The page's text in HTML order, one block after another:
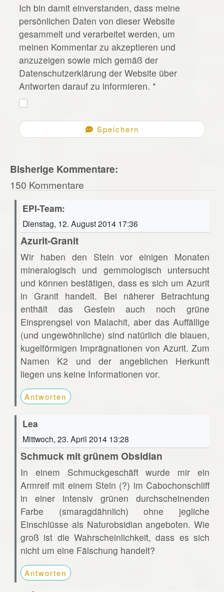
*
Ich bin damit einverstanden, dass meine
persönlichen Daten von dieser Website
gesammelt und verarbeitet werden, um
meinen Kommentar zu akzeptieren und
anzuzeigen sowie mich gemäß der
Datenschutzerklärung der Website über
Antworten darauf zu informieren. *
Speichern
Bisherige Kommentare:
150 Kommentare
EPI-Team:
Dienstag, 12. August 2014 17:36
Azurit-Granit
Wir haben den Stein vor einigen Monaten
mineralogisch und gemmologisch untersucht
und können bestätigen, dass es sich um Azurit
in Granit handelt. Bei näherer Betrachtung
enthält das Gestein auch noch grüne
Einsprengsel von Malachit, aber das Auffällige
(und ungewöhnliche) sind natürlich die blauen,
kugelförmigen Imprägnationen von Azurit. Zum
Namen K2 und der angeblichen Herkunft
liegen uns keine Informationen vor.
Antworten
Lea
Mittwoch, 23. April 2014 13:28
Schmuck mit grünem Obsidian
In einem Schmuckgeschäft wurde mir ein
Armreif mit einem Stein (?) im Cabochonschliff
in einer intensiv grünen durchscheinenden
Farbe (smaragdähnlich) ohne jegliche
Einschlüsse als Naturobsidian angeboten. Wie
groß ist die Wahrscheinlichkeit, dass es sich
nicht um eine Fälschung handelt?
Antworten